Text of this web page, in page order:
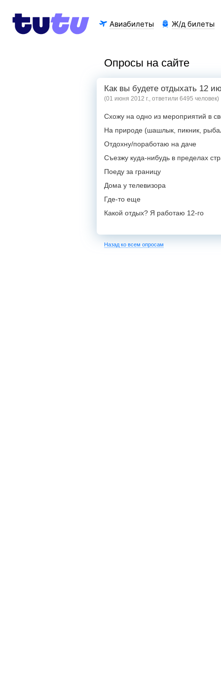
Авиабилеты Ж/д билеты
Опросы на сайте
Как вы будете отдыхать 12
(01 июня 2012 г., ответили 6495 человек)
Схожу на одно из мероприятий в
На природе (шашлык, пикник,
Отдохну/поработаю на даче
Съезжу куда-нибудь в пределах
Поеду за границу
Дома у телевизора
Где-то еще
Какой отдых? Я работаю 12-го
Назад ко всем опросам